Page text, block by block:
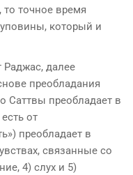
то точное время
который и
Раджас, далее
преобладания
Саттвы преобладает в
от
преобладает в
связанные со
4) слух и 5)